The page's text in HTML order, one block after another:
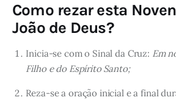
Como rezar esta
João de Deus?
Inicia-se com o Sinal da Cruz: Em
Filho e do Espírito Santo;
Reza-se a oração inicial e a final